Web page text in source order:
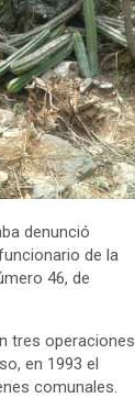
denunció
de la
46, de
tres operaciones
en 1993 el
comunales.